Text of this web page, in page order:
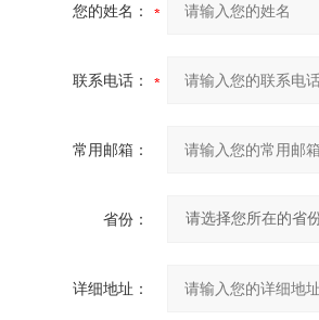
您的姓名：
联系电话：
常用邮箱：
省份：
详细地址：